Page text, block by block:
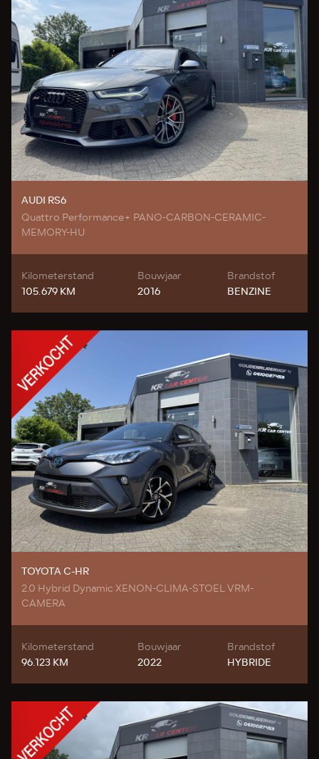
AUDI RS6
Quattro Performance+ PANO-CARBON-CERAMIC-
MEMORY-HU
Kilometerstand
105.679 KM
Bouwjaar
2016
Brandstof
BENZINE
TOYOTA C-HR
2.0 Hybrid Dynamic XENON-CLIMA-STOEL VRM-
CAMERA
Kilometerstand
96.123 KM
Bouwjaar
2022
Brandstof
HYBRIDE